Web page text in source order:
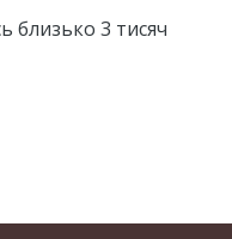
близько 3 тисяч